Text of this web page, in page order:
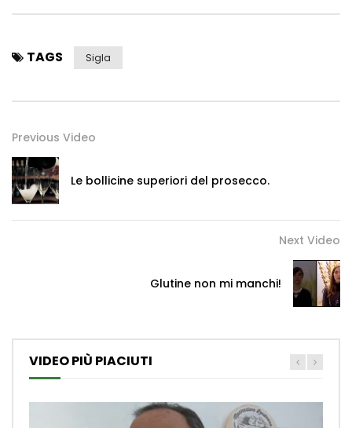
TAGS Sigla
Previous Video
Le bollicine superiori del prosecco.
Next Video
Glutine non mi manchi!
VIDEO PIÙ PIACIUTI